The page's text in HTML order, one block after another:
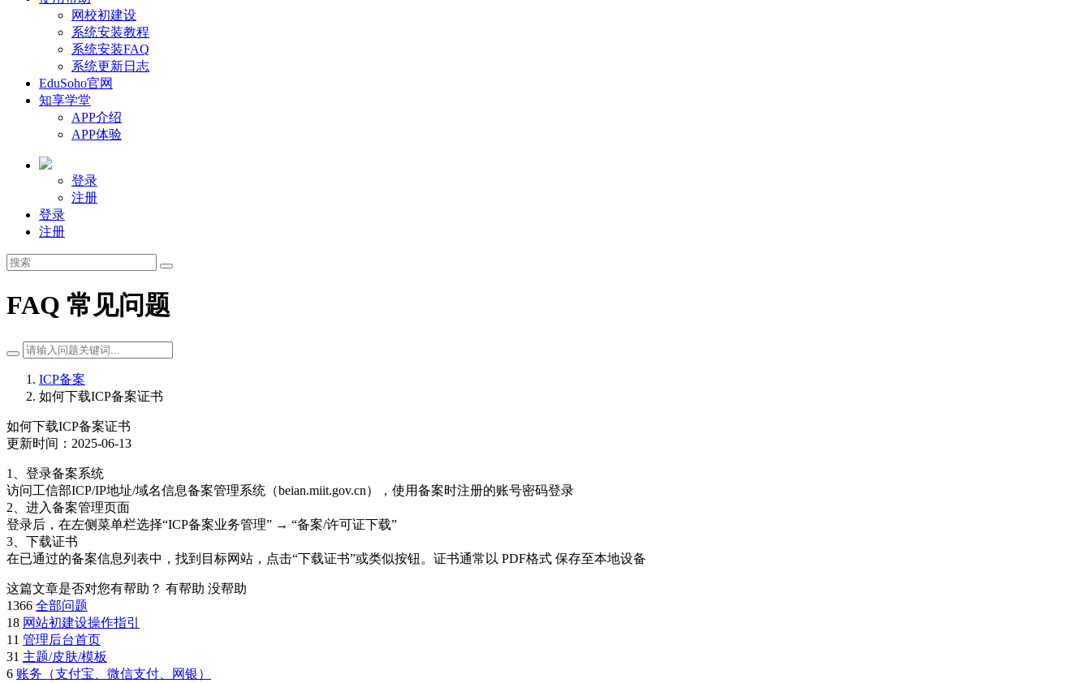
网校初建设
系统安装教程
系统安装FAQ
系统更新日志
EduSoho官网
知享学堂
APP介绍
APP体验
登录
注册
登录
注册
FAQ 常见问题
ICP备案
如何下载ICP备案证书
如何下载ICP备案证书
更新时间：2025-06-13
1、登录备案系统‌
访问工信部ICP/IP地址/域名信息备案管理系统（beian.miit.gov.cn），使用备案时注册的账号密码登录
2、进入备案管理页面‌
登录后，在左侧菜单栏选择“ICP备案业务管理” → “备案/许可证下载”
3、下载证书‌
在已通过的备案信息列表中，找到目标网站，点击“下载证书”或类似按钮。证书通常以 ‌PDF格式‌ 保存至本地设备
这篇文章是否对您有帮助？ 有帮助 没帮助
1366 全部问题
18 网站初建设操作指引
11 管理后台首页
31 主题/皮肤/模板
6 账务（支付宝、微信支付、网银）